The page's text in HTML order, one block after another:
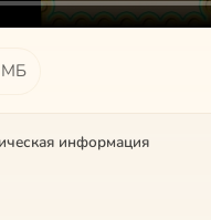
МБ
информация